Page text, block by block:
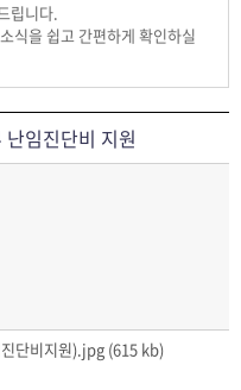
립니다.
식을 쉽고 간편하게 확인하실
임진단비 지원
단비지원).jpg (615 kb)